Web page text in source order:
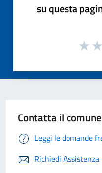
su questa
Contatta il comune
Leggi le domande
Richiedi Assistenza